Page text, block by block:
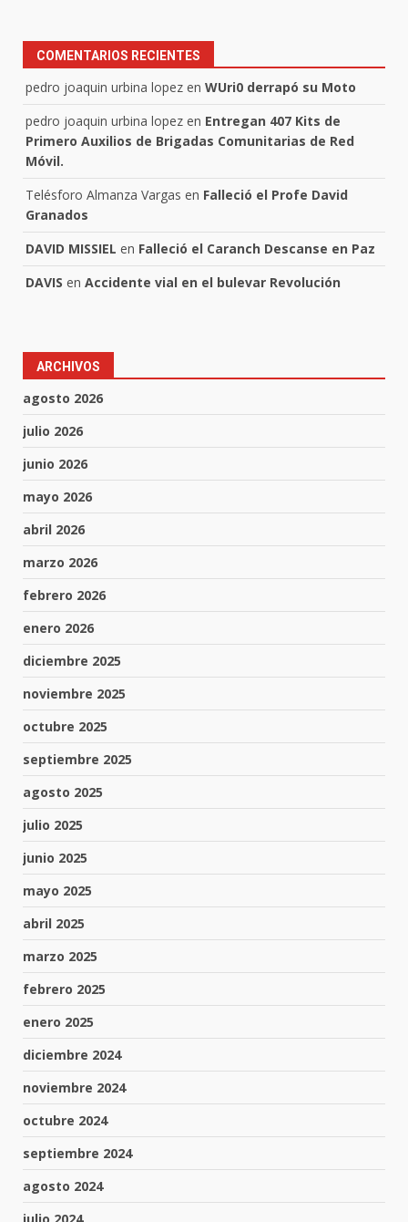
COMENTARIOS RECIENTES
pedro joaquin urbina lopez en WUri0 derrapó su Moto
pedro joaquin urbina lopez en Entregan 407 Kits de
Primero Auxilios de Brigadas Comunitarias de Red
Móvil.
Telésforo Almanza Vargas en Falleció el Profe David
Granados
DAVID MISSIEL en Falleció el Caranch Descanse en Paz
DAVIS en Accidente vial en el bulevar Revolución
ARCHIVOS
agosto 2026
julio 2026
junio 2026
mayo 2026
abril 2026
marzo 2026
febrero 2026
enero 2026
diciembre 2025
noviembre 2025
octubre 2025
septiembre 2025
agosto 2025
julio 2025
junio 2025
mayo 2025
abril 2025
marzo 2025
febrero 2025
enero 2025
diciembre 2024
noviembre 2024
octubre 2024
septiembre 2024
agosto 2024
julio 2024